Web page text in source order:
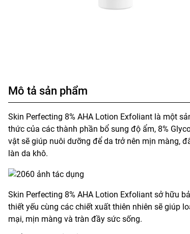
Mô tả sản phẩm
Skin Perfecting 8% AHA Lotion Exfoliant là một
thức của các thành phần bổ sung độ ẩm, 8%
vật sẽ giúp nuôi dưỡng để da trở nên mịn màng,
làn da khô.
Skin Perfecting 8% AHA Lotion Exfoliant sở hữu
thiết yếu cùng các chiết xuất thiên nhiên sẽ giúp
mại, mịn màng và tràn đầy sức sống.